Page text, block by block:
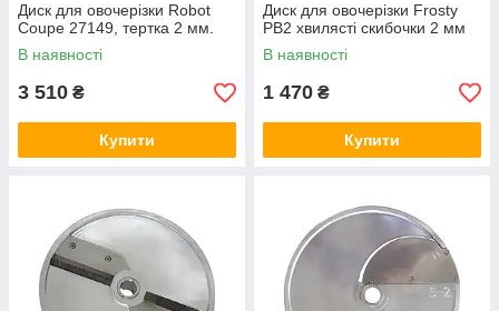
Диск для овочерізки Robot
Coupe 27149, тертка 2 мм.
В наявності
3 510 ₴
Купити
Диск для овочерізки Frosty
PB2 хвилясті скибочки 2 мм
В наявності
1 470 ₴
Купити